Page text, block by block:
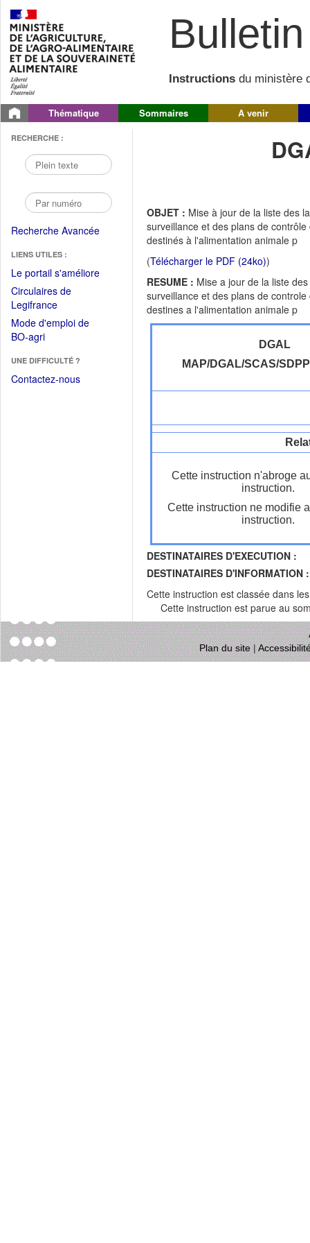
Instructions du ministère
Thématique Sommaires A venir
RECHERCHE :
Recherche Avancée
LIENS UTILES :
Le portail s'améliore(Fichier
Circulaires de
Legifrance(Ouvrir
dans
une
fenêtre)
Mode d'emploi de
BO-agri(Ouvrir
une
nouvelle
UNE DIFFICULTÉ ?
Contactez-nous
OBJET : Mise à jour de la liste des
surveillance et des plans de
destinés à l'alimentation animale p
(Télécharger le PDF (24ko))
RESUME : Mise a jour de la liste
surveillance et des plans de
destines a l'alimentation animale p
DGAL
MAP/DGAL/SCAS/
Cette instruction n'abroge
instruction.
Cette instruction ne modifie
instruction.
DESTINATAIRES D'EXECUTION :
DESTINATAIRES D'INFORMATION :
Cette instruction est classée dans
Cette instruction est parue au
Plan du site|